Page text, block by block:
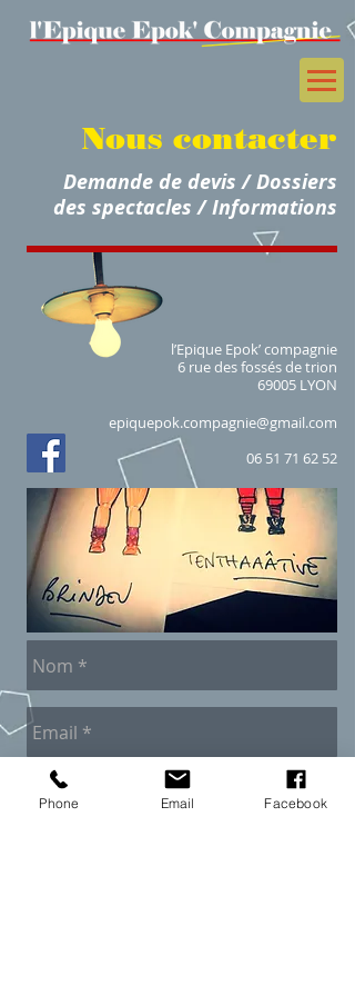
Nous contacter
Demande de devis / Dossiers
des spectacles / Informations
l’Epique Epok’ compagnie
6 rue des fossés de trion
69005 LYON
epiquepok.compagnie@gmail.com
06 51 71 62 52
Phone Email Facebook